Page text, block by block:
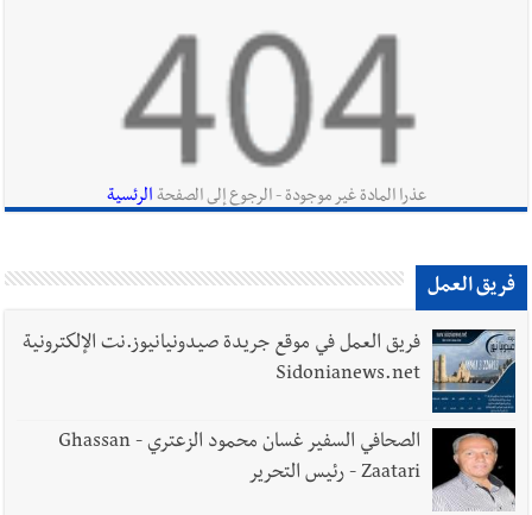
الطقس غدا صيفي معتاد والحرارة ضمن معدلاتها
أخبار لبنان إنفجار مرفأ أم إنفجار دولة؟... كيف نحمي لبنان؟
أخبار لبنان
فكيف أقرّت الزيادة؟
عذرا المادة غير موجودة - الرجوع إلى الصفحة الرئسية
فريق العمل
فريق العمل في موقع جريدة صيدونيانيوز.نت الإلكترونية
Sidonianews.net
الصحافي السفير غسان محمود الزعتري - Ghassan
Zaatari - رئيس التحرير